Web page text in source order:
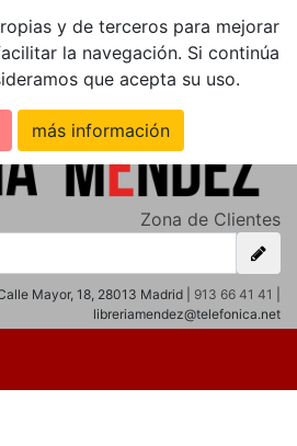
y de terceros para mejorar
la navegación. Si continúa
que acepta su uso.
más información
Zona de Clientes
Mayor, 18, 28013 Madrid | 913 66 41 41
libreriamendez@telefonica.net